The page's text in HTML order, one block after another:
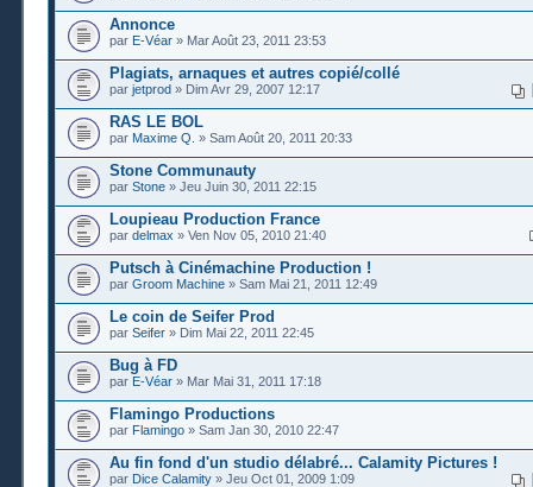
Annonce
par E-Véar » Mar Août 23, 2011 23:53
Plagiats, arnaques et autres copié/collé
par jetprod » Dim Avr 29, 2007 12:17
RAS LE BOL
par Maxime Q. » Sam Août 20, 2011 20:33
Stone Communauty
par Stone » Jeu Juin 30, 2011 22:15
Loupieau Production France
par delmax » Ven Nov 05, 2010 21:40
Putsch à Cinémachine Production !
par Groom Machine » Sam Mai 21, 2011 12:49
Le coin de Seifer Prod
par Seifer » Dim Mai 22, 2011 22:45
Bug à FD
par E-Véar » Mar Mai 31, 2011 17:18
Flamingo Productions
par Flamingo » Sam Jan 30, 2010 22:47
Au fin fond d'un studio délabré... Calamity Pictures !
par Dice Calamity » Jeu Oct 01, 2009 1:09